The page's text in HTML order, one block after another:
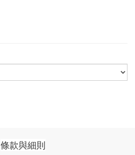
條款與細則